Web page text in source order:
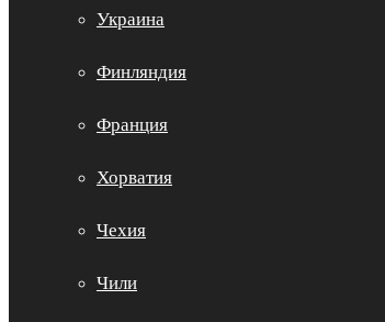
Украина
Финляндия
Франция
Хорватия
Чехия
Чили